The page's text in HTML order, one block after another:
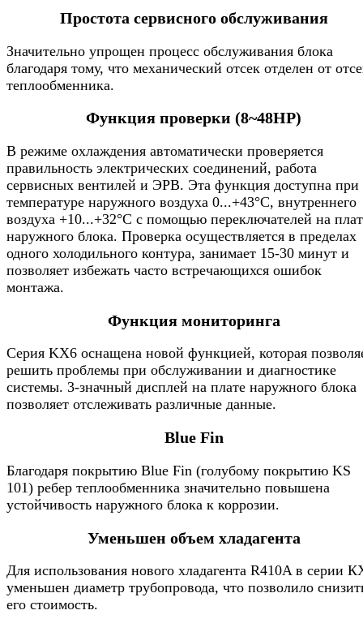
Простота сервисного обслуживания
Значительно упрощен процесс обслуживания блока
благодаря тому, что механический отсек отделен от
теплообменника.
Функция проверки (8~48HP)
В режиме охлаждения автоматически проверяется
правильность электрических соединений, работа
сервисных вентилей и ЭРВ. Эта функция доступна при
температуре наружного воздуха 0...+43°С, внутреннего
воздуха +10...+32°С с помощью переключателей на
наружного блока. Проверка осуществляется в пределах
одного холодильного контура, занимает 15-30 минут и
позволяет избежать часто встречающихся ошибок
монтажа.
Функция мониторинга
Серия KX6 оснащена новой функцией, которая
решить проблемы при обслуживании и диагностике
системы. 3-значный дисплей на плате наружного блока
позволяет отслеживать различные данные.
Blue Fin
Благодаря покрытию Blue Fin (голубому покрытию KS
101) ребер теплообменника значительно повышена
устойчивость наружного блока к коррозии.
Уменьшен объем хладагента
Для использования нового хладагента R410A в серии
уменьшен диаметр трубопровода, что позволило
его стоимость.